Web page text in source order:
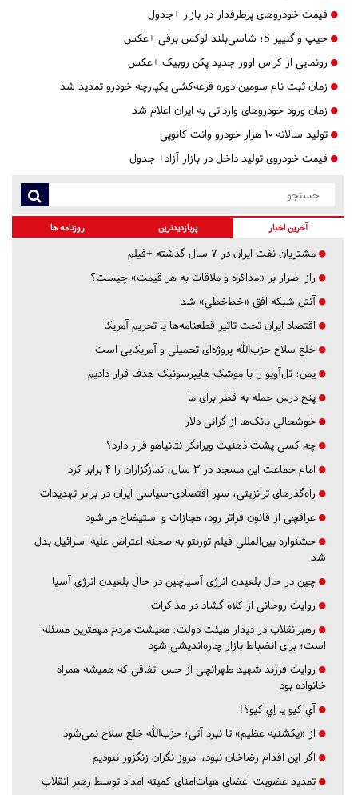
قیمت خودروهای پرطرفدار در بازار +جدول
جیپ واگنییر S؛ شاسی‌بلند لوکس برقی +عکس
رونمایی از کراس اوور جدید پکن روبیک +عکس
زمان ثبت نام سومین دوره قرعه‌کشی یکپارچه خودرو تمدید شد
زمان ورود خودروهای وارداتی به ایران اعلام شد
تولید سالانه ۱۰ هزار خودرو وانت کانوپی
قیمت خودروی تولید داخل در بازار آزاد+ جدول
آخرین اخبار پربازدیدترین روزنامه ها
مشتریان نفت ایران در ۷ سال گذشته +فیلم
راز اصرار بر «مذاکره و ملاقات به هر قیمت» چیست؟
آنتن شبکه افق «خط‌خطی» شد
اقتصاد ایران تحت تاثیر قطعنامه‌ها یا تحریم‌ آمریکا
خلع سلاح حزب‌الله پروژه‌ای تحمیلی و آمریکایی است
یمن: تل‌آویو را با موشک هایپرسونیک هدف قرار دادیم
پنج درس‌ حمله به قطر برای ما
خوشحالی بانک‌ها از گرانی دلار
چه کسی پشت ذهنیت ویرانگر نتانیاهو قرار دارد؟
امام جماعت این مسجد در ۳ سال، نمازگزاران را ۴ برابر کرد
راه‌گذرهای ترانزیتی، سپر اقتصادی-سیاسی ایران در برابر تهدیدات
عراقچی از قانون فراتر رود، مجازات و استیضاح می‌شود
جشنواره بین‌المللی فیلم تورنتو به صحنه اعتراض علیه اسرائیل بدل
شد
چین در حال بلعیدن انرژی آسیاچین در حال بلعیدن انرژی آسیا
روایت روحانی از کلاه گشاد در مذاکرات
رهبرانقلاب در دیدار هیئت دولت: معیشت مردم مهمترین مسئله
است؛ برای انضباط بازار چاره‌اندیشی شود
روایت فرزند شهید طهرانچی از حس اتفاقی که همیشه همراه
خانواده بود
آي كيو يا اِي كيو؟!
از «یکشنبه عظیم» تا نبرد آتی؛ حزب‌الله خلع سلاح نمی‌شود
اگر این اقدام رضاخان نبود، امروز نگران زنگزور نبودیم
تمدید عضویت اعضای هیات‌امنای کمیته امداد توسط رهبر انقلاب